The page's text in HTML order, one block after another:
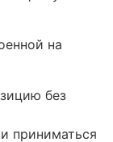
на
без
приниматься